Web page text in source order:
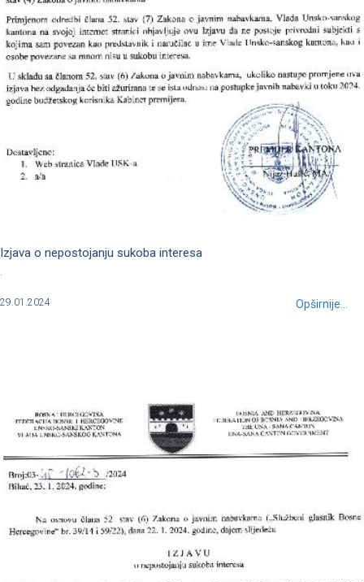
Izjava o nepostojanju sukoba interesa
29.01.2024 Opširnije...